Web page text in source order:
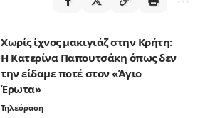
Χωρίς ίχνος μακιγιάζ στην Κρήτη:
Η Κατερίνα Παπουτσάκη όπως δεν
την είδαμε ποτέ στον «Άγιο
Έρωτα»
Τηλεόραση